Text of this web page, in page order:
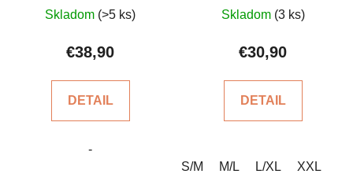
hodnotenie
produktu
z
hviezdičiek.
Skladom (>5 ks)
€38,90
DETAIL
-
hodnotenie
produktu
z
Skladom (3 ks)
€30,90
DETAIL
S/M M/L L/XL XXL